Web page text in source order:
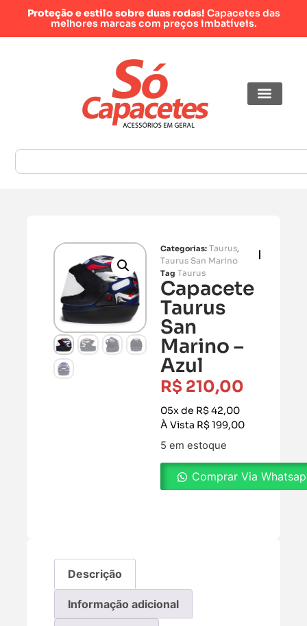
Proteção e estilo sobre duas rodas! Capacetes das
melhores marcas com preços imbatíveis.
Categorias: Taurus,
Taurus San Marino
Tag Taurus
Capacete
Taurus
San
Marino –
Azul
R$ 210,00
05x de R$ 42,00
À Vista R$ 199,00
5 em estoque
Comprar Via
Descrição
Informação adicional